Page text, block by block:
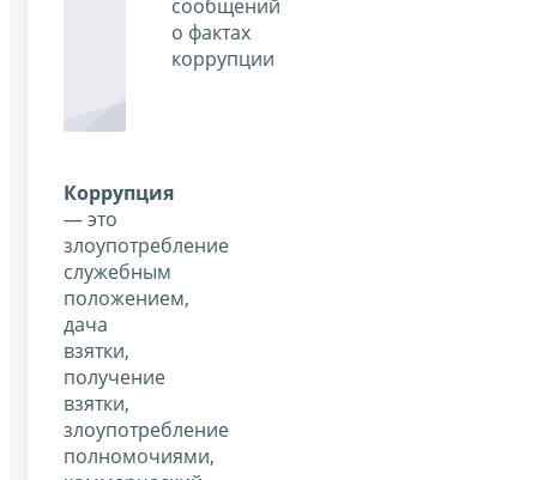
сообщений
о фактах
коррупции
Коррупция
— это
злоупотребление
служебным
положением,
дача
взятки,
получение
взятки,
злоупотребление
полномочиями,